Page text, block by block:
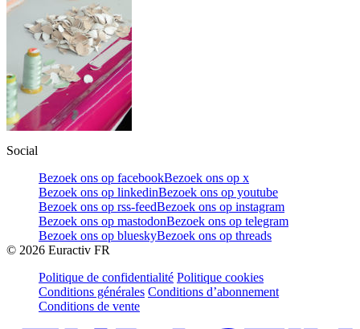
Social
Bezoek ons op facebookBezoek ons op x
Bezoek ons op linkedinBezoek ons op youtube
Bezoek ons op rss-feedBezoek ons op instagram
Bezoek ons op mastodonBezoek ons op telegram
Bezoek ons op blueskyBezoek ons op threads
© 2026 Euractiv FR
Politique de confidentialité Politique cookies
Conditions générales Conditions d’abonnement
Conditions de vente